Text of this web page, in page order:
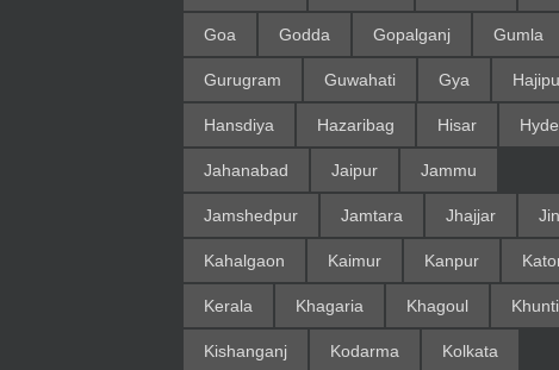
Goa Godda Gopalganj Gumla
Gurugram Guwahati Gya
Hansdiya Hazaribag Hisar
Jahanabad Jaipur Jammu
Jamshedpur Jamtara Jhajjar
Kahalgaon Kaimur Kanpur
Kerala Khagaria Khagoul Khunti
Kishanganj Kodarma Kolkata